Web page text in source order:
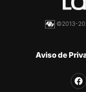
©2013-
Aviso de